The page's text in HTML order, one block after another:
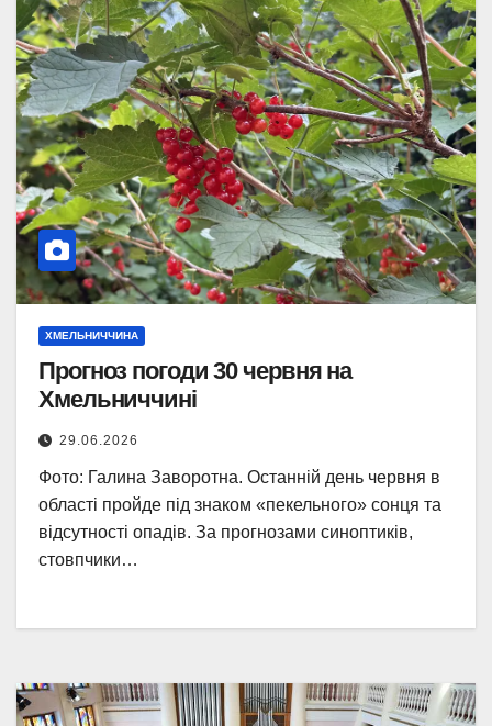
ХМЕЛЬНИЧЧИНА
Прогноз погоди 30 червня на
Хмельниччині
29.06.2026
Фото: Галина Заворотна. Останній день червня в
області пройде під знаком «пекельного» сонця та
відсутності опадів. За прогнозами синоптиків,
стовпчики…